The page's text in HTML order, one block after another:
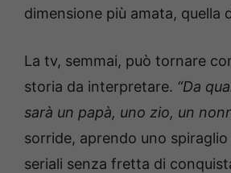
dimensione più amata, quella
La tv, semmai, può tornare
storia da interpretare. “Da
sarà un papà, uno zio, un
sorride, aprendo uno
seriali senza fretta di